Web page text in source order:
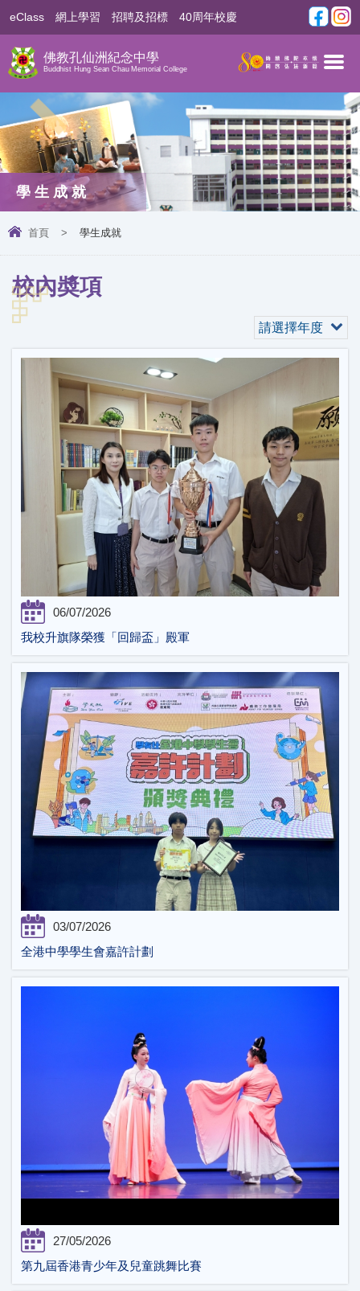
佛教孔仙洲紀念中學
Buddhist Hung Sean Chau Memorial College
eClass 網上學習 招聘及招標 40周年校慶
學生成就
首頁 > 學生成就
校內奬項
請選擇年度
06/07/2026
我校升旗隊榮獲「回歸盃」殿軍
03/07/2026
全港中學學生會嘉許計劃
27/05/2026
第九屆香港青少年及兒童跳舞比賽